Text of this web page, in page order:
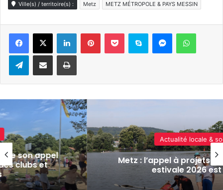
Ville(s) / territoire(s) : Metz METZ MÉTROPOLE & PAYS MESSIN
LinkedinPinterestPocket Skype Messenger
TelegramPartager par e-mail Imprimer
et
Actualité locale & société
Metz : l’appel à projets pour
estivale 2026 est lancé